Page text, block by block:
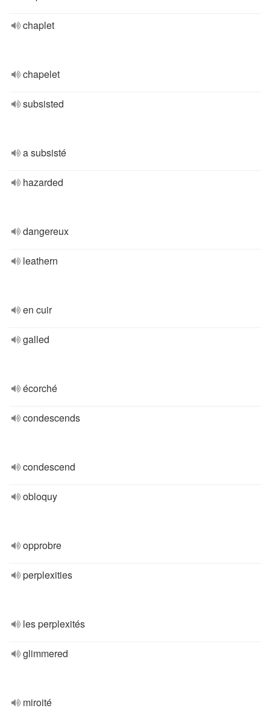
chaplet
chapelet
subsisted
a subsisté
hazarded
dangereux
leathern
en cuir
galled
écorché
condescends
condescend
obloquy
opprobre
perplexities
les perplexités
glimmered
miroité